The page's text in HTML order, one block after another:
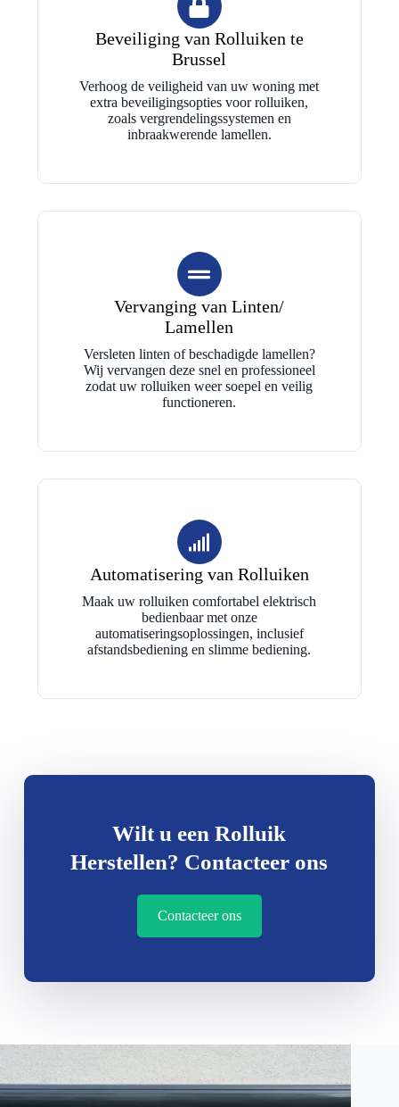
Beveiliging van Rolluiken te
Brussel
Verhoog de veiligheid van uw woning met
extra beveiligingsopties voor rolluiken,
zoals vergrendelingssystemen en
inbraakwerende lamellen.
Vervanging van Linten/
Lamellen
Versleten linten of beschadigde lamellen?
Wij vervangen deze snel en professioneel
zodat uw rolluiken weer soepel en veilig
functioneren.
Automatisering van Rolluiken
Maak uw rolluiken comfortabel elektrisch
bedienbaar met onze
automatiseringsoplossingen, inclusief
afstandsbediening en slimme bediening.
Wilt u een Rolluik
Herstellen? Contacteer ons
Contacteer ons